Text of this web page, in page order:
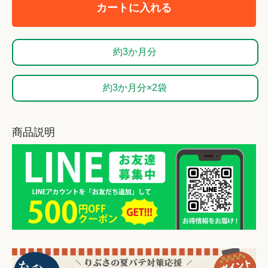
カートに入れる
約3か月分
約3か月分×2袋
商品説明